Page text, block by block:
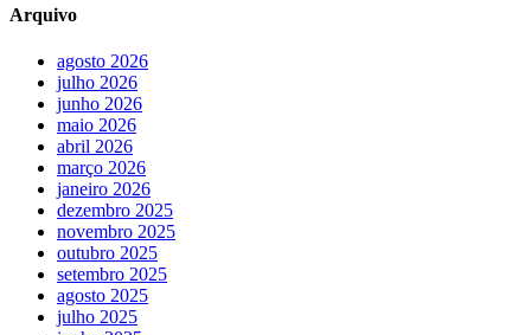
Arquivo
agosto 2026
julho 2026
junho 2026
maio 2026
abril 2026
março 2026
janeiro 2026
dezembro 2025
novembro 2025
outubro 2025
setembro 2025
agosto 2025
julho 2025